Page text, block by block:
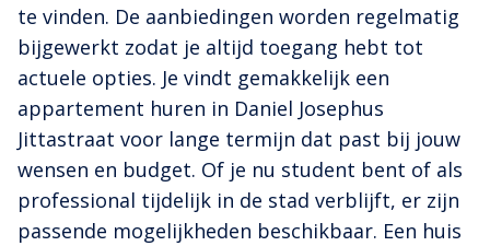
te vinden. De aanbiedingen worden regelmatig
bijgewerkt zodat je altijd toegang hebt tot
actuele opties. Je vindt gemakkelijk een
appartement huren in Daniel Josephus
Jittastraat voor lange termijn dat past bij jouw
wensen en budget. Of je nu student bent of als
professional tijdelijk in de stad verblijft, er zijn
passende mogelijkheden beschikbaar. Een huis